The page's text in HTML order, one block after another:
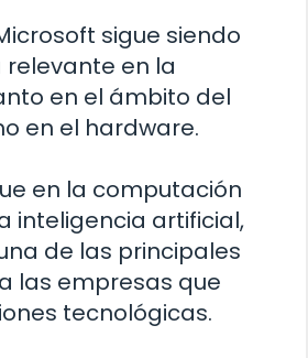
sigue siendo
en la
en el ámbito del
en el hardware.
en la computación
inteligencia artificial,
de las principales
las empresas que
tecnológicas.